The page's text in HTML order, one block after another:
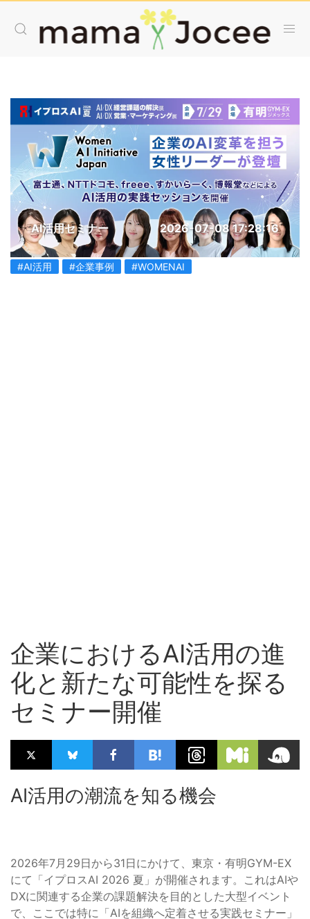
AI活用セミナー 2026-07-08 17:28:16
#AI活用 #企業事例 #WOMENAI
企業におけるAI活用の進
化と新たな可能性を探る
セミナー開催
AI活用の潮流を知る機会
2026年7月29日から31日にかけて、東京・有明GYM-EX
にて「イプロスAI 2026 夏」が開催されます。これはAIや
DXに関連する企業の課題解決を目的とした大型イベント
で、ここでは特に「AIを組織へ定着させる実践セミナー」